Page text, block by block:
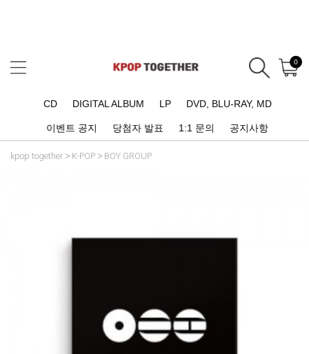
0
CD DIGITAL ALBUM LP DVD, BLU-RAY, MD
이벤트 공지 당첨자 발표 1:1 문의 공지사항
kpop together K-POP BOY GROUP